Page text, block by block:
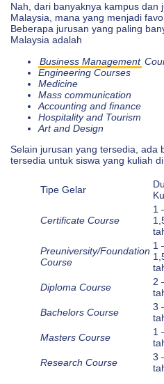
Nah, dari banyaknya kampus dan
Malaysia, mana yang menjadi
Beberapa jurusan yang paling
Malaysia adalah
Business Management
Engineering Courses
Medicine
Mass communication
Accounting and finance
Hospitality and Tourism
Art and Design
Selain jurusan yang tersedia, ada
tersedia untuk siswa yang kuliah di
Tipe Gelar
Certificate Course
1
Preuniversity/Foundation
Course
1
Diploma Course
2
Bachelors Course
3
Masters Course
1
Research Course
3